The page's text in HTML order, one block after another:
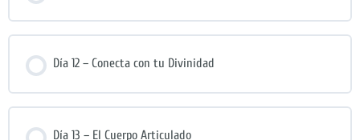
Día 12 – Conecta con tu Divinidad
Día 13 – El Cuerpo Articulado